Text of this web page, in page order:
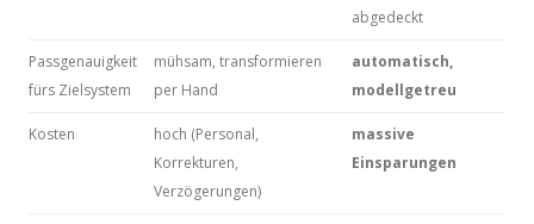
abgedeckt
Passgenauigkeit
fürs Zielsystem
mühsam, transformieren
per Hand
automatisch,
modellgetreu
Kosten
hoch (Personal,
Korrekturen,
Verzögerungen)
massive
Einsparungen